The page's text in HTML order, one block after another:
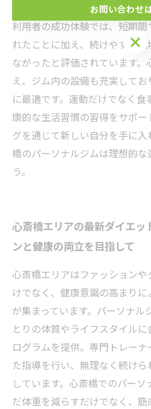
果的に脂肪を燃焼させながら筋
利用者の成功体験では、短期
れたことに加え、続けやすい
ながったと評価されています
え、ジム内の設備も充実して
に最適です。運動だけでなく
康的な生活習慣の習得をサポ
グを通じて新しい自分を手に
橋のパーソナルジムは理想的
う。
心斎橋エリアの最新ダイエッ
ンと健康の両立を目指して
心斎橋エリアはファッション
けでなく、健康意識の高まり
が集まっています。パーソナル
とりの体質やライフスタイル
ログラムを提供。専門トレー
た指導を行い、無理なく続け
しています。心斎橋でのパー
だ体重を減らすだけでなく、
お問い合わせ